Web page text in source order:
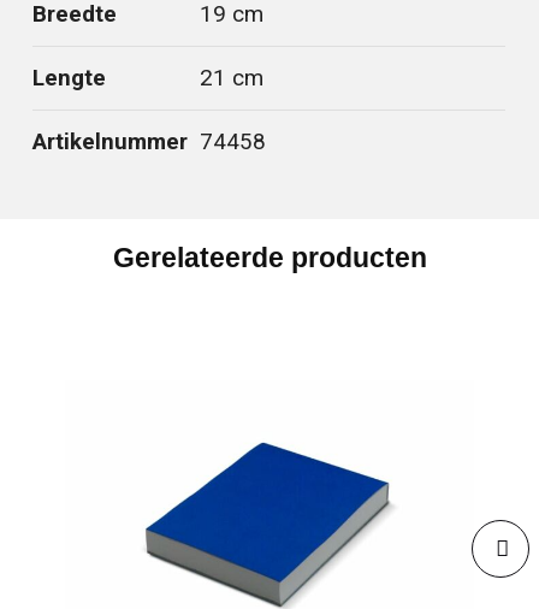
Breedte 19 cm
Lengte 21 cm
Artikelnummer 74458
Gerelateerde producten